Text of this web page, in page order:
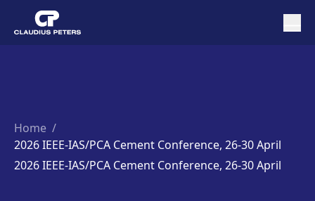
Home /
2026 IEEE-IAS/PCA Cement Conference, 26-30 April
2026 IEEE-IAS/PCA Cement Conference, 26-30 April